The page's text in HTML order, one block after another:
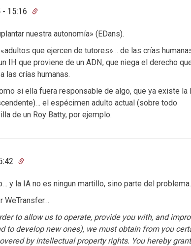
- 15:16
nuestra autonomía» (EDans).
que ejercen de tutores»… de las crías
IH que proviene de un ADN, que niega el derecho
las crías humanas.
si ella fuera responsable de algo, que ya existe la
el espécimen adulto actual (sobre todo
de un Roy Batty, por ejemplo.
y la IA no es ningun martillo, sino parte del problema.
WeTransfer…
to allow us to operate, provide you with, and
to develop new ones), we must obtain from you
by intellectual property rights. You hereby